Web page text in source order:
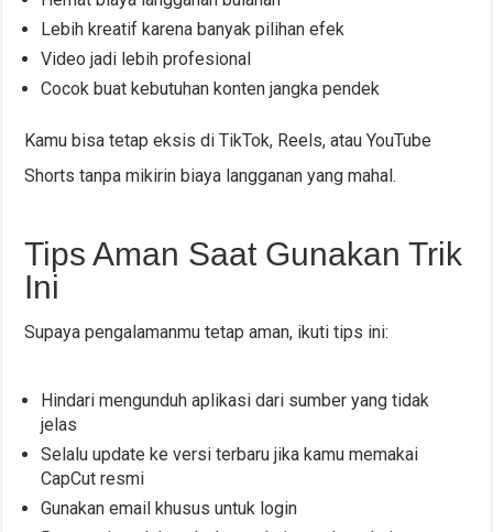
Lebih kreatif karena banyak pilihan efek
Video jadi lebih profesional
Cocok buat kebutuhan konten jangka pendek
Kamu bisa tetap eksis di TikTok, Reels, atau YouTube
Shorts tanpa mikirin biaya langganan yang mahal.
Tips Aman Saat Gunakan Trik
Ini
Supaya pengalamanmu tetap aman, ikuti tips ini:
Hindari mengunduh aplikasi dari sumber yang tidak
jelas
Selalu update ke versi terbaru jika kamu memakai
CapCut resmi
Gunakan email khusus untuk login